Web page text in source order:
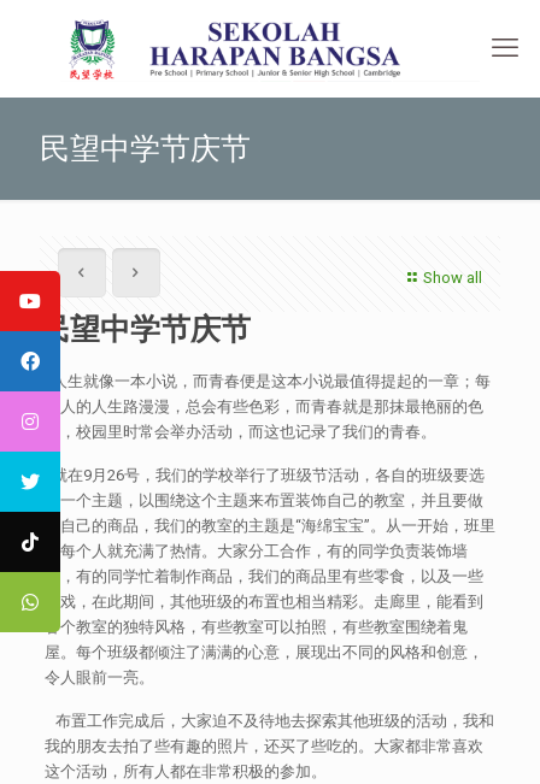
民望中学节庆节
Show all
民望中学节庆节
人生就像一本小说，而青春便是这本小说最值得提起的一章；每
个人的人生路漫漫，总会有些色彩，而青春就是那抹最艳丽的色
彩，校园里时常会举办活动，而这也记录了我们的青春。
就在9月26号，我们的学校举行了班级节活动，各自的班级要选
择一个主题，以围绕这个主题来布置装饰自己的教室，并且要做
出自己的商品，我们的教室的主题是“海绵宝宝”。从一开始，班里
的每个人就充满了热情。大家分工合作，有的同学负责装饰墙
面，有的同学忙着制作商品，我们的商品里有些零食，以及一些
游戏，在此期间，其他班级的布置也相当精彩。走廊里，能看到
各个教室的独特风格，有些教室可以拍照，有些教室围绕着鬼
屋。每个班级都倾注了满满的心意，展现出不同的风格和创意，
令人眼前一亮。
布置工作完成后，大家迫不及待地去探索其他班级的活动，我和
我的朋友去拍了些有趣的照片，还买了些吃的。大家都非常喜欢
这个活动，所有人都在非常积极的参加。